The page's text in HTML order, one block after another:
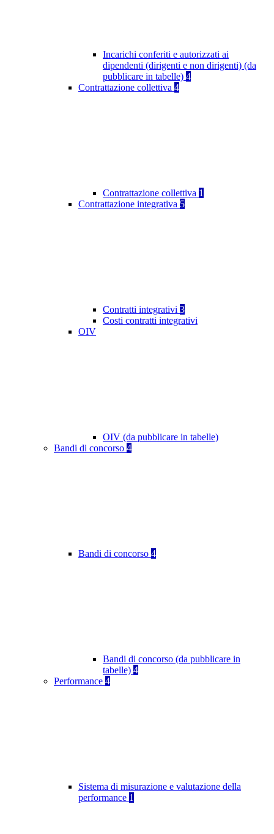
Incarichi conferiti e autorizzati ai
dipendenti (dirigenti e non dirigenti) (da
pubblicare in tabelle) 4
Contrattazione collettiva 4
Contrattazione collettiva 1
Contrattazione integrativa 5
Contratti integrativi 3
Costi contratti integrativi
OIV
OIV (da pubblicare in tabelle)
Bandi di concorso 4
Bandi di concorso 4
Bandi di concorso (da pubblicare in
tabelle) 4
Performance 4
Sistema di misurazione e valutazione della
performance 1